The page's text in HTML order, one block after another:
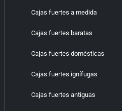
Cajas fuertes a medida
Cajas fuertes baratas
Cajas fuertes domésticas
Cajas fuertes ignífugas
Cajas fuertes antiguas